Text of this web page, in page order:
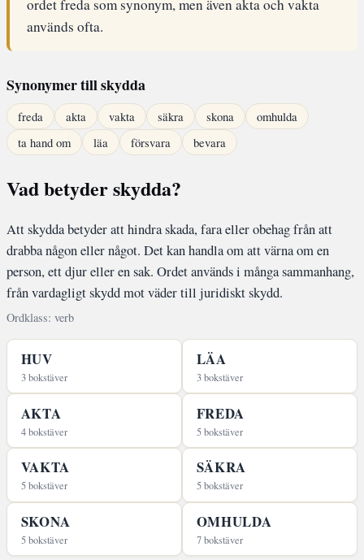
ordet freda som synonym, men även akta och vakta
används ofta.
Synonymer till skydda
freda akta vakta säkra skona
omhulda
ta hand om
läa försvara bevara
Vad betyder skydda?
Att skydda betyder att hindra skada, fara eller obehag från att
drabba någon eller något. Det kan handla om att värna om en
person, ett djur eller en sak. Ordet används i många sammanhang,
från vardagligt skydd mot väder till juridiskt skydd.
Ordklass: verb
HUV
3 bokstäver
LÄA
3 bokstäver
AKTA
4 bokstäver
FREDA
5 bokstäver
VAKTA
5 bokstäver
SÄKRA
5 bokstäver
SKONA
5 bokstäver
OMHULDA
7 bokstäver